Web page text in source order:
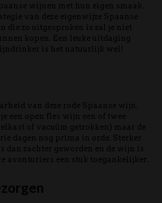
wijnen met hun eigen smaak.
van deze eigenwijze Spaanse
die zo uitgesproken is zal je niet
kopen. Een leuke uitdaging
is het natuurlijk wel!
van deze rode Spaanse wijn.
een open fles wijn een of twee
of vacuüm getrokken) maar de
dagen nog prima in orde. Sterker
dan zachter geworden en de wijn is
avonturiers een stuk toegankelijker.